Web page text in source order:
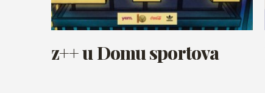
z++ u Domu sportova